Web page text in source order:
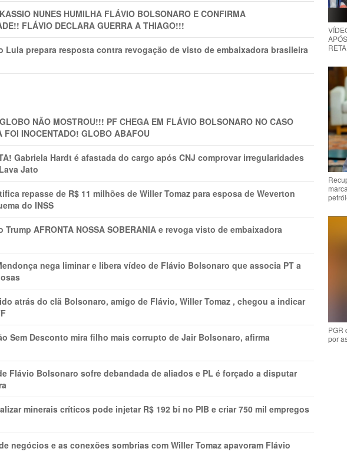
NUNES HUMlLHA FLÁVIO BOLSONARO E CONFIRMA
FLÁVIO DECLARA GUERRA A THIAGO!!!
Lula prepara resposta contra revogação de visto de embaixadora brasileira
NÃO MOSTROU!!! PF CHEGA EM FLÁVIO BOLSONARO NO CASO
FOI INOCENTADO! GLOBO ABAFOU
Gabriela Hardt é afastada do cargo após CNJ comprovar irregularidades
Jato
repasse de R$ 11 milhões de Willer Tomaz para esposa de Weverton
do INSS
Trump AFRONTA NOSSA SOBERANIA e revoga visto de embaixadora
nega liminar e libera vídeo de Flávio Bolsonaro que associa PT a
atrás do clã Bolsonaro, amigo de Flávio, Willer Tomaz , chegou a indicar
Sem Desconto mira filho mais corrupto de Jair Bolsonaro, afirma
Flávio Bolsonaro sofre debandada de aliados e PL é forçado a disputar
minerais críticos pode injetar R$ 192 bi no PIB e criar 750 mil empregos
negócios e as conexões sombrias com Willer Tomaz apavoram Flávio
PGR
por